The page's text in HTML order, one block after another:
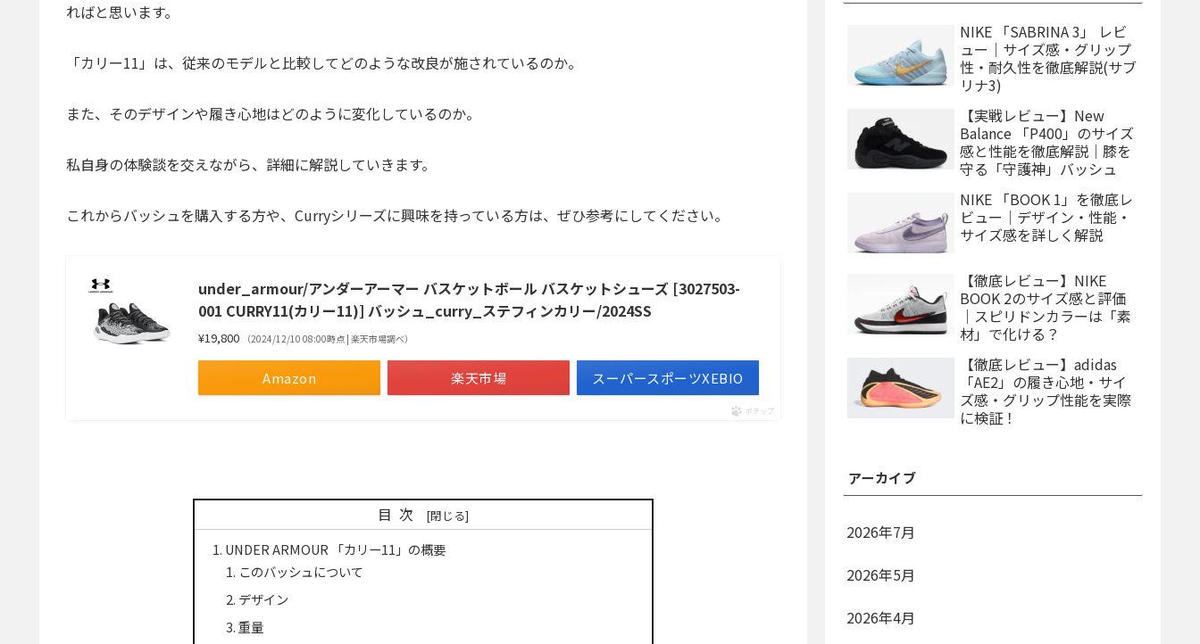
ればと思います。
「カリー11」は、従来のモデルと比較してどのような改良が施されているのか。
また、そのデザインや履き心地はどのように変化しているのか。
私自身の体験談を交えながら、詳細に解説していきます。
これからバッシュを購入する方や、Curryシリーズに興味を持っている方は、ぜひ参考にしてください。
under_armour/アンダーアーマー バスケットボール バスケットシューズ [3027503-
001 CURRY11(カリー11)] バッシュ_curry_ステフィンカリー/2024SS
¥19,800 （2024/12/10 08:00時点 | 楽天市場調べ）
Amazon 楽天市場 スーパースポーツXEBIO
ポチップ
目次
UNDER ARMOUR 「カリー11」の概要
このバッシュについて
デザイン
重量
NIKE 「SABRINA 3」 レビ
ュー｜サイズ感・グリップ
性・耐久性を徹底解説(サブ
リナ3)
【実戦レビュー】New
Balance 「P400」のサイズ
感と性能を徹底解説｜膝を
守る「守護神」バッシュ
NIKE 「BOOK 1」を徹底レ
ビュー｜デザイン・性能・
サイズ感を詳しく解説
【徹底レビュー】NIKE
BOOK 2のサイズ感と評価
｜スピリドンカラーは「素
材」で化ける？
【徹底レビュー】adidas
「AE2」の履き心地・サイ
ズ感・グリップ性能を実際
に検証！
アーカイブ
2026年7月
2026年5月
2026年4月